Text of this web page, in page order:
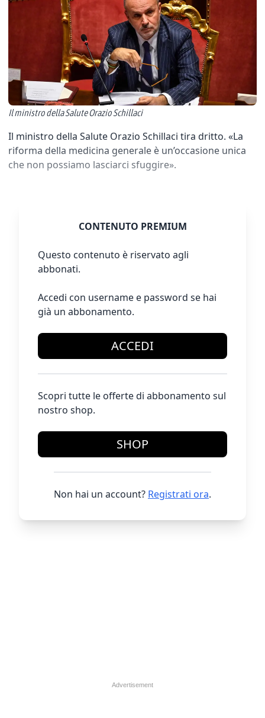
Il ministro della Salute Orazio Schillaci
Il ministro della Salute Orazio Schillaci tira dritto. «La
riforma della medicina generale è un’occasione unica
che non possiamo lasciarci sfuggire».
CONTENUTO PREMIUM
Questo contenuto è riservato agli
abbonati.
Accedi con username e password se hai
già un abbonamento.
ACCEDI
Scopri tutte le offerte di abbonamento sul
nostro shop.
SHOP
Non hai un account? Registrati ora.